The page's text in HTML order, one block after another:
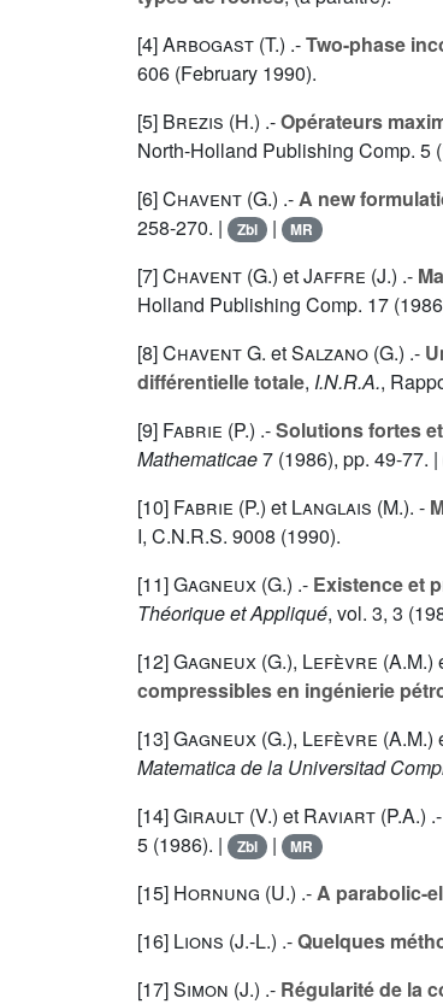
[4]Arbogast (T.) .-Two-phase
606 (February 1990).
[5] Brezis (H.) .-Opérateurs
North-Holland Publishing Comp. 5
[6]Chavent (G.) .-A new
258-270. |
Zbl | MR
[7]Chavent (G.) etJaffre (J.) .-
Holland Publishing Comp. 17
[8]Chavent G. etSalzano (G.) .-
différentielle totale, I.N.R.A.,
[9] Fabrie (P.) .-Solutions fortes
Mathematicae7 (1986), pp. 49-77. |
[10] Fabrie (P.) et Langlais (M.). -
I, C.N.R.S. 9008 (1990).
[11]Gagneux (G.) .- Existence et
Théorique et Appliqué, vol. 3, 3
[12]Gagneux (G.), Lefèvre (A.M.)
compressibles en ingénierie
[13]Gagneux (G.), Lefèvre (A.M.)
Matematica de la Universitad
[14]Girault (V.) et Raviart (P.A.) .-
5 (1986). | Zbl | MR
[15] Hornung (U.) .-A parabolic-
[16] Lions (J.-L.) .-Quelques
[17]Simon (J.) .- Régularité de la